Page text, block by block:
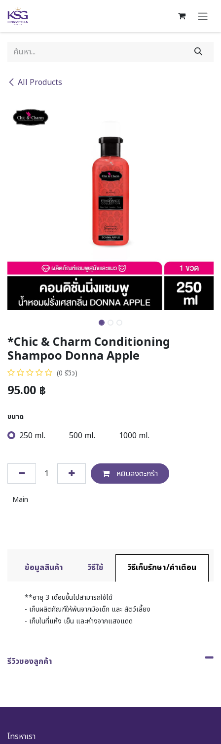
Skip to Content
All Products
*Chic & Charm Conditioning
Shampoo Donna Apple
(0 รีวิว)
95.00 ฿
ขนาด
250 ml. 500 ml. 1000 ml.
หยิบลงตะกร้า
Main
ข้อมูลสินค้า วิธีใช้ วิธีเก็บรักษา/คำเตือน
**อายุ 3 เดือนขึ้นไปสามารถใช้ได้
- เก็บผลิตภัณฑ์ให้พ้นจากมือเด็ก และ สัตว์เลี้ยง
- เก็บในที่แห้ง เย็น และห่างจากแสงแดด​
รีวิวของลูกค้า
โทรหาเรา